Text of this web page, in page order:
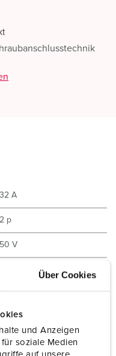
Über Cookies
und Anzeigen
soziale Medien
32 A
2 p
50 V
Schraubkontakt
standard